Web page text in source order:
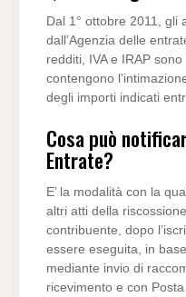
Dal 1° ottobre 2011, gli
dall’Agenzia delle
redditi, IVA e IRAP
contengono
degli importi indicati
Cosa può
Entrate?
E’ la modalità con la
altri atti della
contribuente, dopo
essere eseguita, in
mediante invio di
ricevimento e con